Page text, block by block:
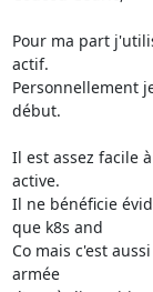
Pour ma part
actif.
Personnellement
début.
Il est assez facile
active.
Il ne bénéficie
que k8s and
Co mais c'est
armée